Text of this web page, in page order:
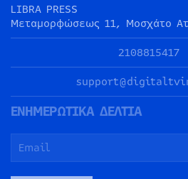
LIBRA PRESS
Μεταμορφώσεως 11, Μοσχάτο
2108815417
ΕΝΗΜΕΡΩΤΙΚΑ ΔΕΛΤΙΑ